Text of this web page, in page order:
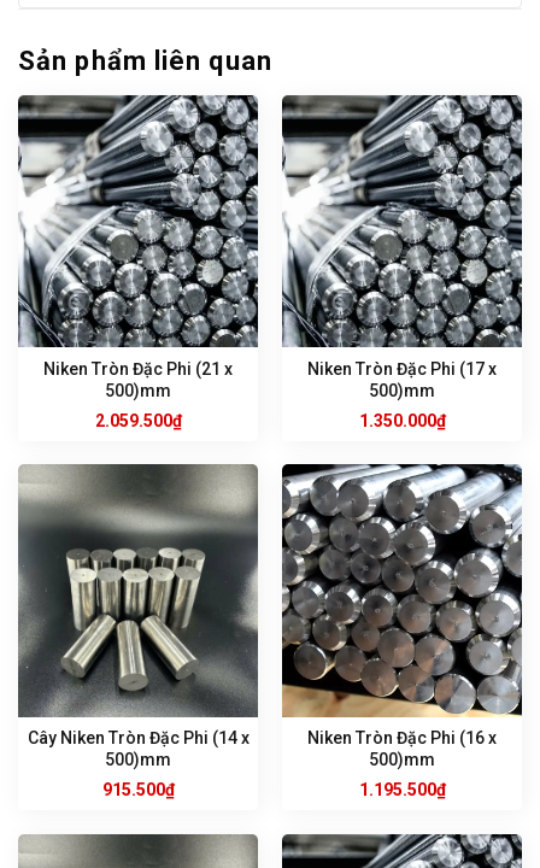
Sản phẩm liên quan
Niken Tròn Đặc Phi (21 x
500)mm
2.059.500₫
Niken Tròn Đặc Phi (17 x
500)mm
1.350.000₫
Cây Niken Tròn Đặc Phi (14 x
500)mm
915.500₫
Niken Tròn Đặc Phi (16 x
500)mm
1.195.500₫